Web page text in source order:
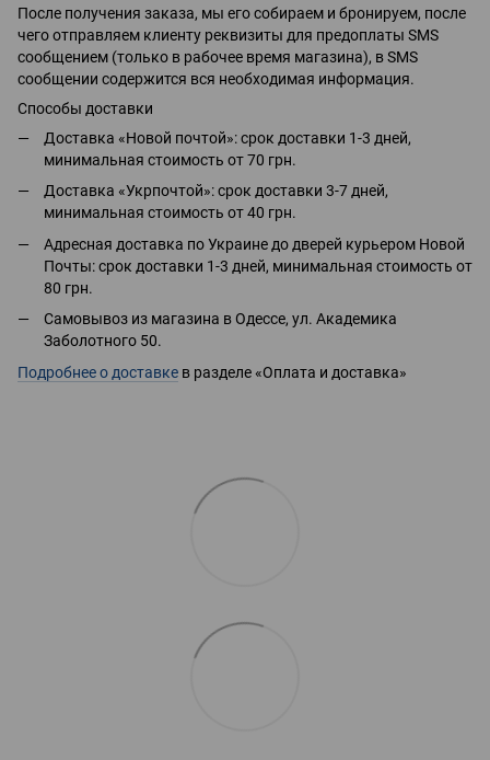
После получения заказа, мы его собираем и бронируем, после
чего отправляем клиенту реквизиты для предоплаты SMS
сообщением (только в рабочее время магазина), в SMS
сообщении содержится вся необходимая информация.
Способы доставки
Доставка «Новой почтой»: срок доставки 1-3 дней,
минимальная стоимость от 70 грн.
Доставка «Укрпочтой»: срок доставки 3-7 дней,
минимальная стоимость от 40 грн.
Адресная доставка по Украине до дверей курьером Новой
Почты: срок доставки 1-3 дней, минимальная стоимость от
80 грн.
Самовывоз из магазина в Одессе, ул. Академика
Заболотного 50.
Подробнее о доставке в разделе «Оплата и доставка»